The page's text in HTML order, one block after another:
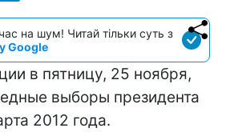
на шум! Читай тільки суть з
Google
в пятницу, 25 ноября,
выборы президента
2012 года.